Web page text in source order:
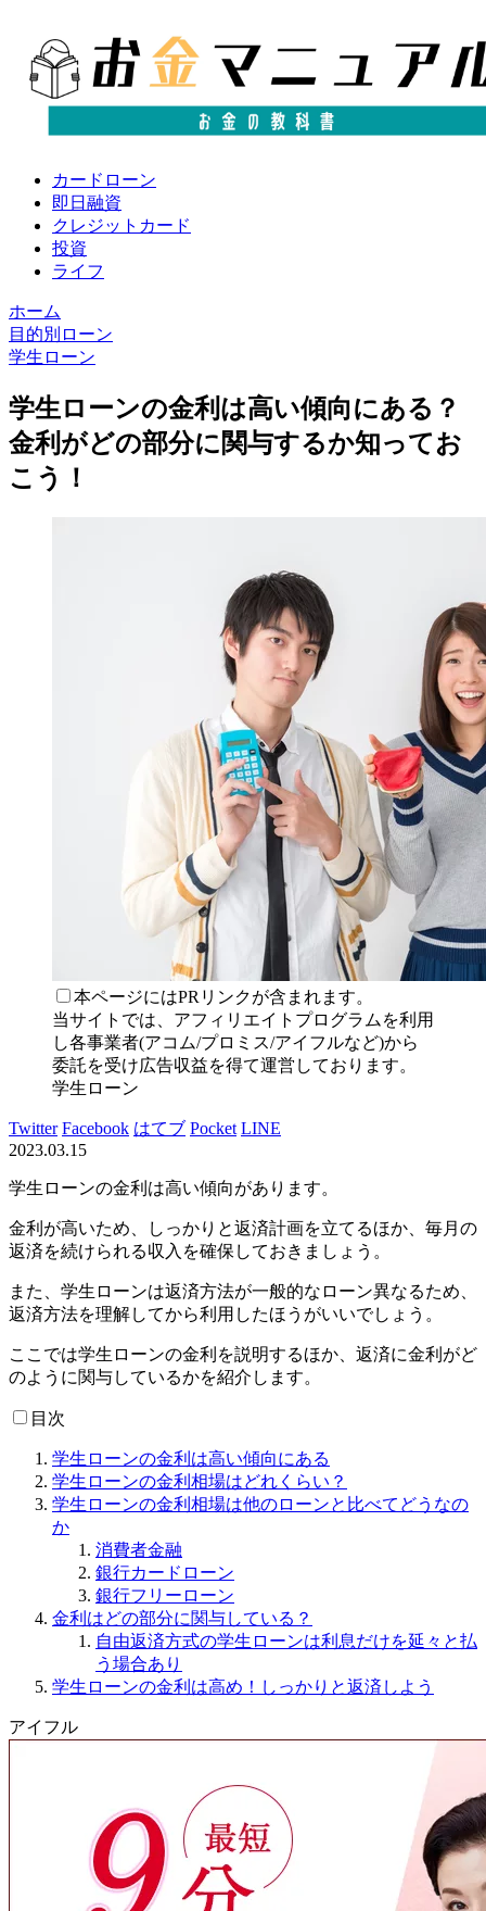
カードローン
即日融資
クレジットカード
投資
ライフ
ホーム
目的別ローン
学生ローン
学生ローンの金利は高い傾向にある？
金利がどの部分に関与するか知ってお
こう！
本ページにはPRリンクが含まれます。
当サイトでは、アフィリエイトプログラムを利用
し各事業者(アコム/プロミス/アイフルなど)から
委託を受け広告収益を得て運営しております。
学生ローン
Twitter Facebook はてブ Pocket LINE
2023.03.15
学生ローンの金利は高い傾向があります。
金利が高いため、しっかりと返済計画を立てるほか、毎月の
返済を続けられる収入を確保しておきましょう。
また、学生ローンは返済方法が一般的なローン異なるため、
返済方法を理解してから利用したほうがいいでしょう。
ここでは学生ローンの金利を説明するほか、返済に金利がど
のように関与しているかを紹介します。
目次
学生ローンの金利は高い傾向にある
学生ローンの金利相場はどれくらい？
学生ローンの金利相場は他のローンと比べてどうなの
か
消費者金融
銀行カードローン
銀行フリーローン
金利はどの部分に関与している？
自由返済方式の学生ローンは利息だけを延々と払
う場合あり
学生ローンの金利は高め！しっかりと返済しよう
アイフル